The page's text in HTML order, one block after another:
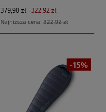
322,92 zł
379,90 zł
Najniższa cena:322,92 zł
-15%